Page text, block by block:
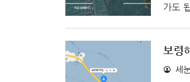
가도
하기
는 것
보령
세